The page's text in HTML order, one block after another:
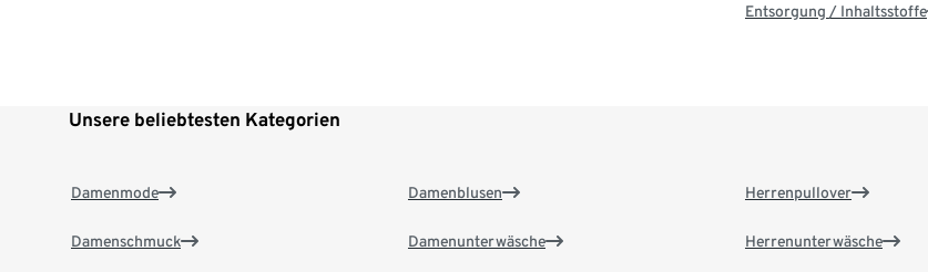
Entsorgung / Inhaltsstoffe
Unsere beliebtesten Kategorien
Damenmode
Damenschmuck
Damenblusen
Damenunterwäsche
Herrenpullover
Herrenunterwäsche